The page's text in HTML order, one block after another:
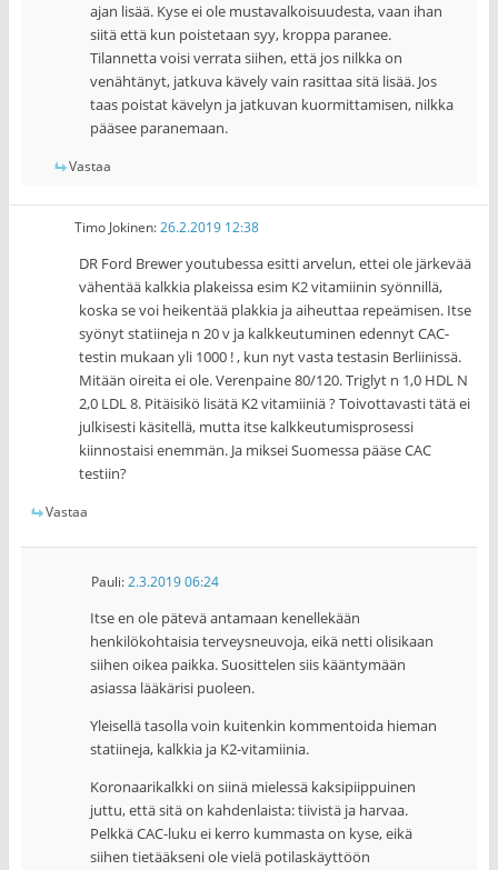
ajan lisää. Kyse ei ole mustavalkoisuudesta, vaan ihan
siitä että kun poistetaan syy, kroppa paranee.
Tilannetta voisi verrata siihen, että jos nilkka on
venähtänyt, jatkuva kävely vain rasittaa sitä lisää. Jos
taas poistat kävelyn ja jatkuvan kuormittamisen, nilkka
pääsee paranemaan.
Vastaa
Timo Jokinen:26.2.2019 12:38
DR Ford Brewer youtubessa esitti arvelun, ettei ole järkevää
vähentää kalkkia plakeissa esim K2 vitamiinin syönnillä,
koska se voi heikentää plakkia ja aiheuttaa repeämisen. Itse
syönyt statiineja n 20 v ja kalkkeutuminen edennyt CAC-
testin mukaan yli 1000 ! , kun nyt vasta testasin Berliinissä.
Mitään oireita ei ole. Verenpaine 80/120. Triglyt n 1,0 HDL N
2,0 LDL 8. Pitäisikö lisätä K2 vitamiiniä ? Toivottavasti tätä ei
julkisesti käsitellä, mutta itse kalkkeutumisprosessi
kiinnostaisi enemmän. Ja miksei Suomessa pääse CAC
testiin?
Vastaa
Pauli:2.3.2019 06:24
Itse en ole pätevä antamaan kenellekään
henkilökohtaisia terveysneuvoja, eikä netti olisikaan
siihen oikea paikka. Suosittelen siis kääntymään
asiassa lääkärisi puoleen.
Yleisellä tasolla voin kuitenkin kommentoida hieman
statiineja, kalkkia ja K2-vitamiinia.
Koronaarikalkki on siinä mielessä kaksipiippuinen
juttu, että sitä on kahdenlaista: tiivistä ja harvaa.
Pelkkä CAC-luku ei kerro kummasta on kyse, eikä
siihen tietääkseni ole vielä potilaskäyttöön